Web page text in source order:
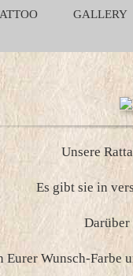
GALLERY
Unsere
Es gibt sie in
Darüber
Wunsch-Farbe